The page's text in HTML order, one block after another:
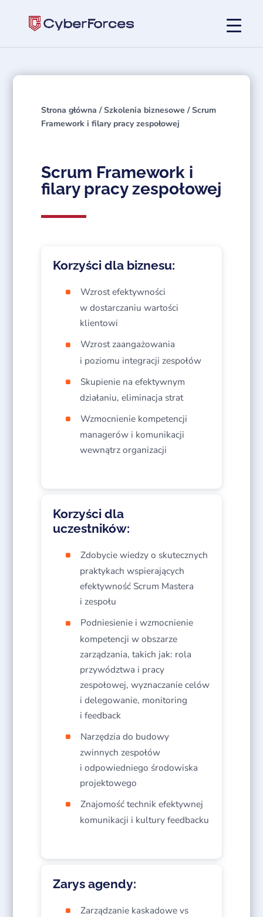
Strona główna /Szkolenia biznesowe / Scrum
Framework i filary pracy zespołowej
Scrum Framework i
filary pracy zespołowej
Korzyści dla biznesu:
Wzrost efektywności
w dostarczaniu wartości
klientowi
Wzrost zaangażowania
i poziomu integracji zespołów
Skupienie na efektywnym
działaniu, eliminacja strat
Wzmocnienie kompetencji
managerów i komunikacji
wewnątrz organizacji
Korzyści dla
uczestników:
Zdobycie wiedzy o skutecznych
praktykach wspierających
efektywność Scrum Mastera
i zespołu
Podniesienie i wzmocnienie
kompetencji w obszarze
zarządzania, takich jak: rola
przywództwa i pracy
zespołowej, wyznaczanie celów
i delegowanie, monitoring
i feedback
Narzędzia do budowy
zwinnych zespołów
i odpowiedniego środowiska
projektowego
Znajomość technik efektywnej
komunikacji i kultury feedbacku
Zarys agendy:
Zarządzanie kaskadowe vs